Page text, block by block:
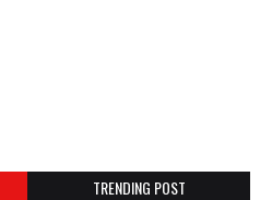
TRENDING POST